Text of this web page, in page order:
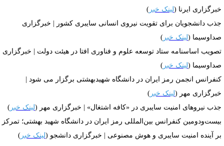
ایرنا ( لینک خبر)
دانشجویان برای تقویت نیروی انسانی سایبری کشور | خبرگزاری
( لینک خبر)
اساسنامه ستاد توسعه علوم و فناوری افتا در هیئت دولت | خبرگزاری
( لینک خبر)
انجمن رمز ایران در دانشگاه شهیدبهشتی برگزار می شود |
مهر ( لینک خبر)
نیروهای امنیت سایبری در «کافه اشتغال» | خبرگزاری مهر ( لینک خبر)
کنفرانس بین‌المللی رمز ایران در دانشگاه شهید بهشتی؛ تمرکز
آینده امنیت سایبری و هوش مصنوعی | خبرگزاری دانشجو ( لینک خبر)